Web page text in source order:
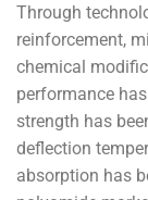
Through
reinforcement,
chemical
performance
strength has
deflection
absorption has